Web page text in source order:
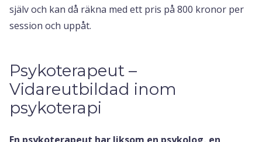
själv och kan då räkna med ett pris på 800 kronor per
session och uppåt.
Psykoterapeut –
Vidareutbildad inom
psykoterapi
En psykoterapeut har liksom en psykolog, en